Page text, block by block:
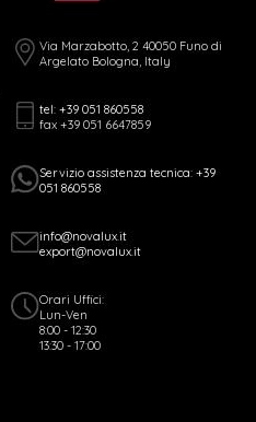
Via Marzabotto, 2 40050 Funo di
Argelato Bologna, Italy
tel: +39 051 860558
fax +39 051 6647859
Servizio assistenza tecnica: +39
051 860558
info@novalux.it
export@novalux.it
Orari Uffici:
Lun-Ven
8:00 - 12:30
13:30 - 17:00